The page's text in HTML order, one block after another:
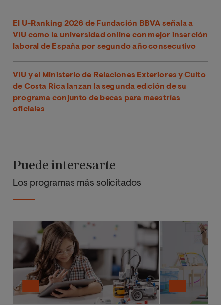
El U-Ranking 2026 de Fundación BBVA señala a
VIU como la universidad online con mejor inserción
laboral de España por segundo año consecutivo
VIU y el Ministerio de Relaciones Exteriores y Culto
de Costa Rica lanzan la segunda edición de su
programa conjunto de becas para maestrías
oficiales
Puede interesarte
Los programas más solicitados